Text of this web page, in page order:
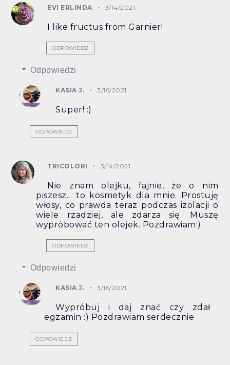
EVI ERLINDA 3/14/2021
I like fructus from Garnier!
ODPOWIEDZ
Odpowiedzi
KASIA J. 3/16/2021
Super! :)
ODPOWIEDZ
TRICOLORI 3/14/2021
Nie znam olejku, fajnie, że o nim
piszesz... to kosmetyk dla mnie. Prostuję
włosy, co prawda teraz podczas izolacji o
wiele rzadziej, ale zdarza się. Muszę
wypróbować ten olejek. Pozdrawiam:)
ODPOWIEDZ
Odpowiedzi
KASIA J. 3/16/2021
Wypróbuj i daj znać czy zdał
egzamin :) Pozdrawiam serdecznie
ODPOWIEDZ